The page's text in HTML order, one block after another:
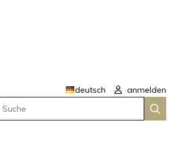
deutsch
anmelden
Suche